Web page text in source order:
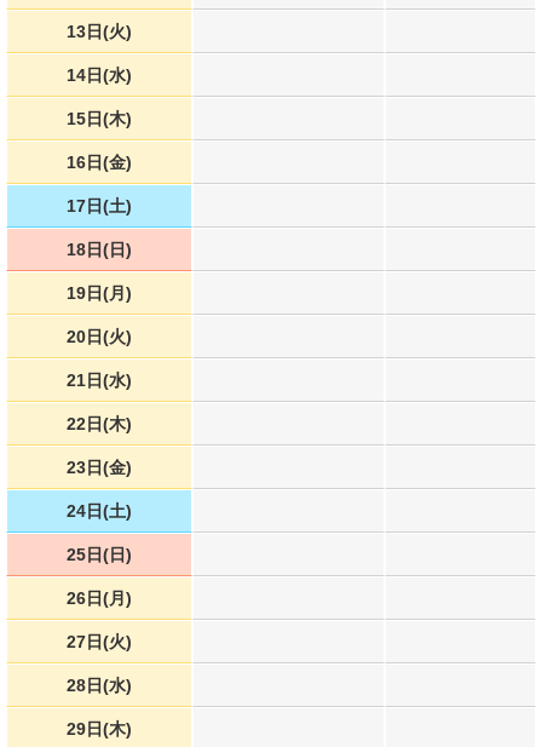
13日(火)
14日(水)
15日(木)
16日(金)
17日(土)
18日(日)
19日(月)
20日(火)
21日(水)
22日(木)
23日(金)
24日(土)
25日(日)
26日(月)
27日(火)
28日(水)
29日(木)